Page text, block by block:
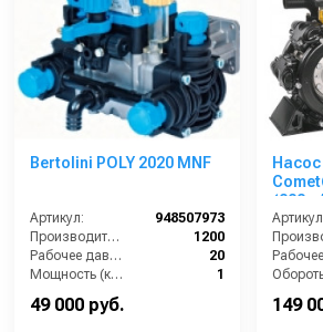
Bertolini POLY 2020 MNF
Артикул:
948507973
Производительность (л/ч):
1200
Рабочее давление (бар):
20
Мощность (кВт):
1
49 000 руб.
(222
ВОМ
149